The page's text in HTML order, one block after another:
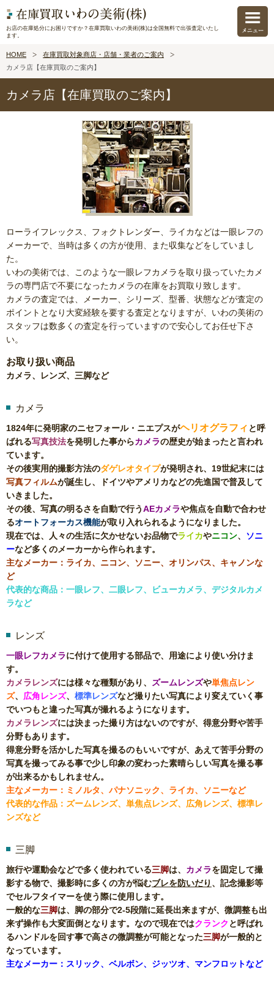
お店の在庫処分にお困りですか？在庫買取いわの美術(株)は全国無料で出張査定いたし
ます。
HOME
在庫買取対象商店・店舗・業者のご案内
カメラ店【在庫買取のご案内】
カメラ店【在庫買取のご案内】
ローライフレックス、フォクトレンダー、ライカなどは一眼レフの
メーカーで、当時は多くの方が使用、また収集などをしていまし
た。
いわの美術では、このような一眼レフカメラを取り扱っていたカメ
ラの専門店で不要になったカメラの在庫をお買取り致します。
カメラの査定では、メーカー、シリーズ、型番、状態などが査定の
ポイントとなり大変経験を要する査定となりますが、いわの美術の
スタッフは数多くの査定を行っていますので安心してお任せ下さ
い。
お取り扱い商品
カメラ、レンズ、三脚など
カメラ
1824年に発明家のニセフォール・ニエプスがヘリオグラフィ と呼
ばれる写真技法を発明した事からカメラの歴史が始まったと言われ
ています。
その後実用的撮影方法のダゲレオタイプが発明され、19世紀末には
写真フィルムが誕生し、ドイツやアメリカなどの先進国で普及して
いきました。
その後、写真の明るさを自動で行うAEカメラや焦点を自動で合わせ
るオートフォーカス機能が取り入れられるようになりました。
現在では、人々の生活に欠かせないお品物でライカやニコン、 ソニ
ーなど多くのメーカーから作られます。
主なメーカー：ライカ、ニコン、ソニー、オリンパス、キャノンな
ど
代表的な商品：一眼レフ、二眼レフ、ビューカメラ、デジタルカメ
ラなど
レンズ
一眼レフカメラに付けて使用する部品で、用途により使い分けま
す。
カメラレンズには様々な種類があり、 ズームレンズや単焦点レン
ズ、 広角レンズ、 標準レンズなど撮りたい写真により変えていく事
でいつもと違った写真が撮れるようになります。
カメラレンズには決まった撮り方はないのですが、得意分野や苦手
分野もあります。
得意分野を活かした写真を撮るのもいいですが、あえて苦手分野の
写真を撮ってみる事で少し印象の変わった素晴らしい写真を撮る事
が出来るかもしれません。
主なメーカー：ミノルタ、パナソニック、ライカ、ソニーなど
代表的な作品：ズームレンズ、単焦点レンズ、広角レンズ、標準レ
ンズなど
三脚
旅行や運動会などで多く使われている三脚は、 カメラを固定して撮
影する物で、撮影時に多くの方が悩むブレを防いだり 、記念撮影等
でセルフタイマーを使う際に使用します。
一般的な三脚は、脚の部分で2-5段階に延長出来ますが、微調整も出
来ず操作も大変面倒となります。なので現在ではクランク と呼ばれ
るハンドルを回す事で高さの微調整が可能となった三脚が一般的と
なっています。
主なメーカー：スリック、ベルボン、ジッツオ、マンフロットなど